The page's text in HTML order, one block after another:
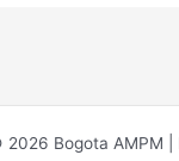
Bogota AMPM |